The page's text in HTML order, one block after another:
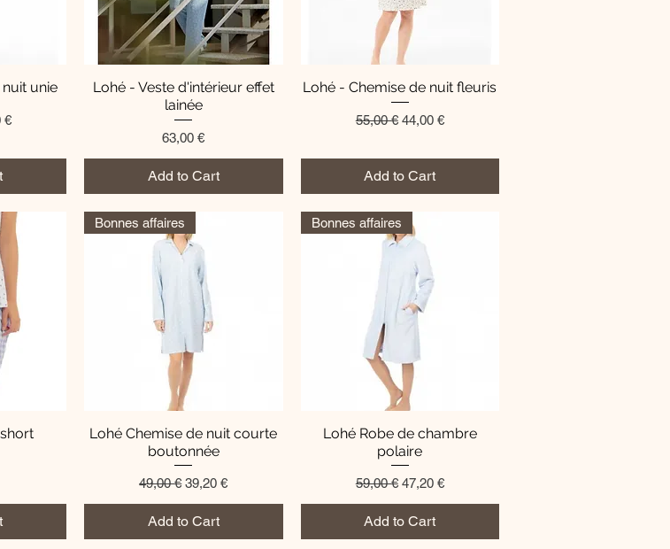
unie
€
Quick View
Lohé - Veste d'intérieur effet
lainée
Price
63,00 €
Add to Cart
Quick View
Lohé - Chemise de nuit fleuris
Regular Price
55,00 € Sale Price
44,00 €
Add to Cart
Quick View
Bonnes affaires
Lohé Chemise de nuit courte
boutonnée
Regular Price
49,00 € Sale Price
39,20 €
Add to Cart
Quick View
Bonnes affaires
Lohé Robe de chambre
polaire
Regular Price
59,00 € Sale Price
47,20 €
Add to Cart